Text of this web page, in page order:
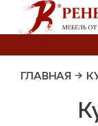
ГЛАВНАЯ →